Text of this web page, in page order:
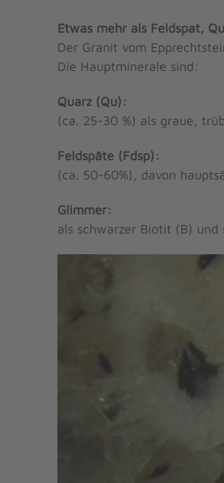
Etwas mehr als Feldspat,
Der Granit vom
Die Hauptminerale sind:
Quarz (Qu):
(ca. 25-30 %) als graue,
Feldspäte (Fdsp):
(ca. 50-60%), davon
Glimmer:
als schwarzer Biotit (B) und